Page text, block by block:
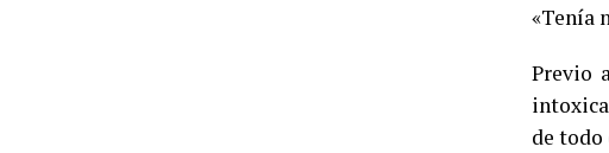
«Tenía
Previo
de todo